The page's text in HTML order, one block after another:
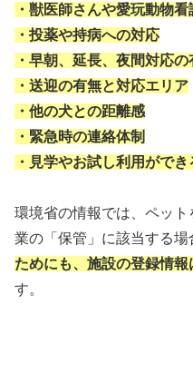
・獣医師さんや愛玩動物
・投薬や持病への対応
・早朝、延長、夜間対応の
・送迎の有無と対応エリア
・他の犬との距離感
・緊急時の連絡体制
・見学やお試し利用ができ
環境省の情報では、ペッ
業の「保管」に該当する場
ためにも、施設の登録情
す。